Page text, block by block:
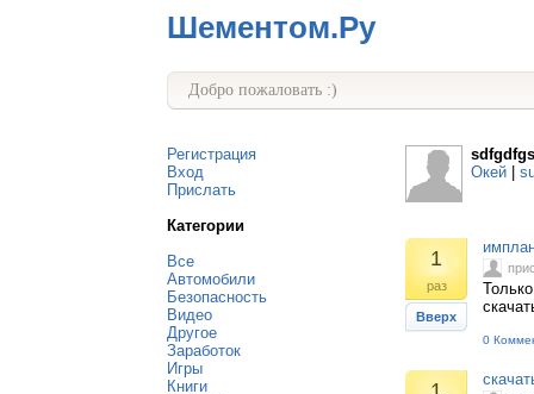
Шементом.Ру
Добро пожаловать :)
Регистрация
Вход
Прислать
Категории
Все
Автомобили
Безопасность
Видео
Другое
Заработок
Игры
Книги
Окей
1
раз
Вверх
0